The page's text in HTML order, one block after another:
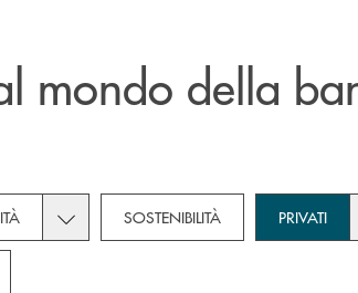
mondo della
Toggle subcategories dropdown for
SOSTENIBILITÀ PRIVATI